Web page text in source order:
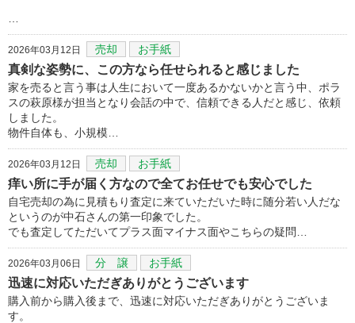
2026年03月12日 売却 お手紙
真剣な姿勢に、この方なら任せられると感じました
家を売ると言う事は人生において一度あるかないかと言う中、ポラ
スの萩原様が担当となり会話の中で、信頼できる人だと感じ、依頼
しました。
物件自体も、小規模…
2026年03月12日 売却 お手紙
痒い所に手が届く方なので全てお任せでも安心でした
自宅売却の為に見積もり査定に来ていただいた時に随分若い人だな
というのが中石さんの第一印象でした。
でも査定してただいてプラス面マイナス面やこちらの疑問…
2026年03月06日 分 譲 お手紙
迅速に対応いただぎありがとうございます
購入前から購入後まで、迅速に対応いただぎありがとうございま
す。